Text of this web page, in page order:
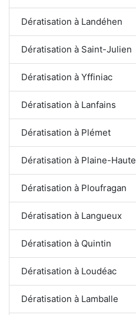
Dératisation à Landéhen
Dératisation à Saint-Julien
Dératisation à Yffiniac
Dératisation à Lanfains
Dératisation à Plémet
Dératisation à Plaine-Haute
Dératisation à Ploufragan
Dératisation à Langueux
Dératisation à Quintin
Dératisation à Loudéac
Dératisation à Lamballe